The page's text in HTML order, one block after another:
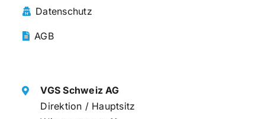
Datenschutz
AGB
VGS Schweiz AG
Direktion / Hauptsitz